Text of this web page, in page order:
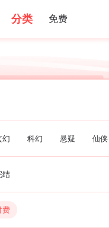
幻 科幻 悬疑 仙侠
结
费
分类 免费